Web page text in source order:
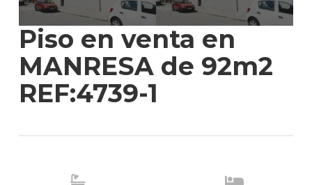
Piso en venta en
MANRESA de 92m2
REF:4739-1